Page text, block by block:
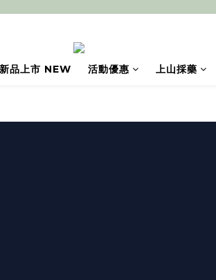
新品上市 NEW 活動優惠 上山採藥